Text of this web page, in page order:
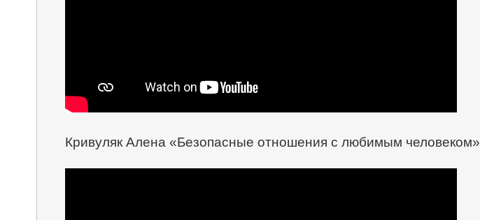
Кривуляк Алена «Безопасные отношения с любимым человеком»